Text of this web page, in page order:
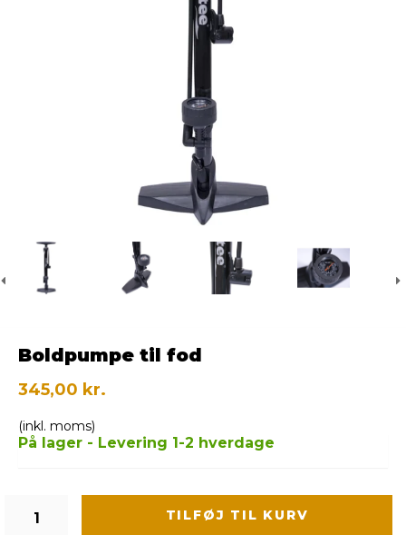
Boldpumpe til fod
345,00 kr.
(inkl. moms)
På lager - Levering 1-2 hverdage
TILFØJ TIL KURV